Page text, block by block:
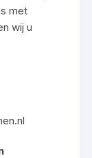
met
wij u